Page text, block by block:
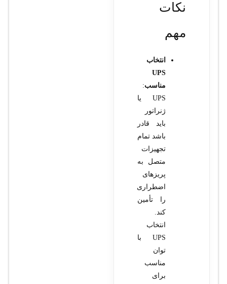
نکات
مهم
انتخاب
UPS
مناسب:
UPS یا
ژنراتور
باید قادر
باشد تمام
تجهیزات
متصل به
پریزهای
اضطراری
را تأمین
کند.
انتخاب
UPS با
توان
مناسب
برای